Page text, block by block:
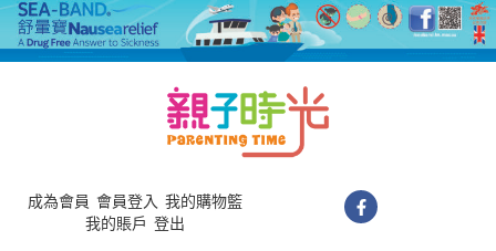
成為會員 會員登入 我的購物籃
我的賬戶 登出